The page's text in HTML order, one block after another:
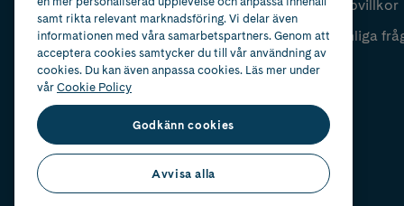
Köpvillkor
Vanliga
samt rikta relevant marknadsföring. Vi delar även
informationen med våra samarbetspartners. Genom att
acceptera cookies samtycker du till vår användning av
cookies. Du kan även anpassa cookies. Läs mer under
vårCookie Policy
Godkänn cookies
Avvisa alla